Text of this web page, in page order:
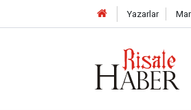
Yazarlar